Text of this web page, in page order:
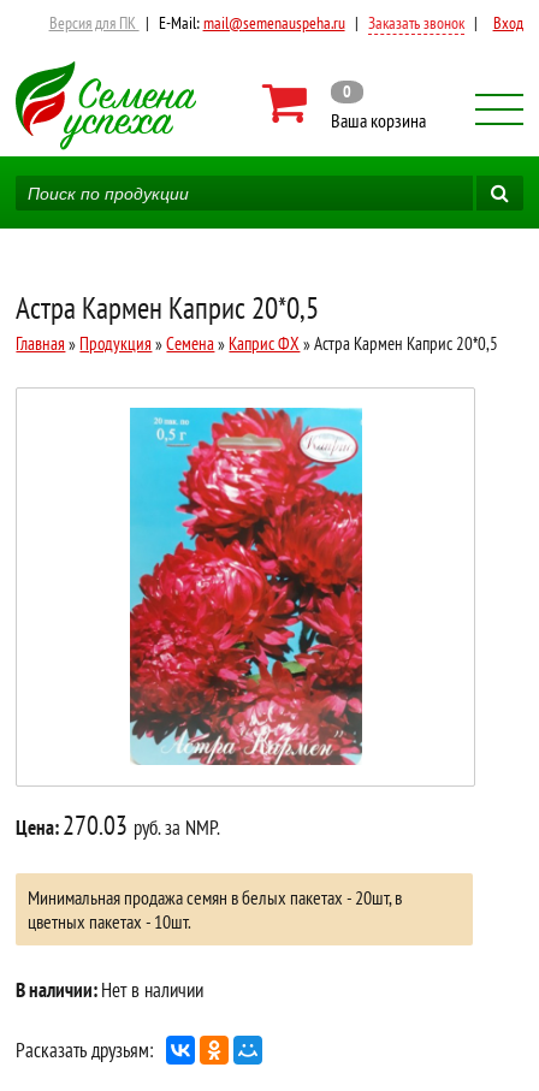
Версия для ПК | E-Mail:mail@semenauspeha.ru | Заказать звонок | Вход
0
Ваша корзина
Астра Кармен Каприс 20*0,5
Главная » Продукция »Семена» Каприс ФХ » Астра Кармен Каприс 20*0,5
Цена:270.03 руб. за NMP.
Минимальная продажа семян в белых пакетах - 20шт, в
цветных пакетах - 10шт.
В наличии:Нет в наличии
Расказать друзьям: